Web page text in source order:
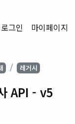
로그인 마이페이지
레거시
API - v5